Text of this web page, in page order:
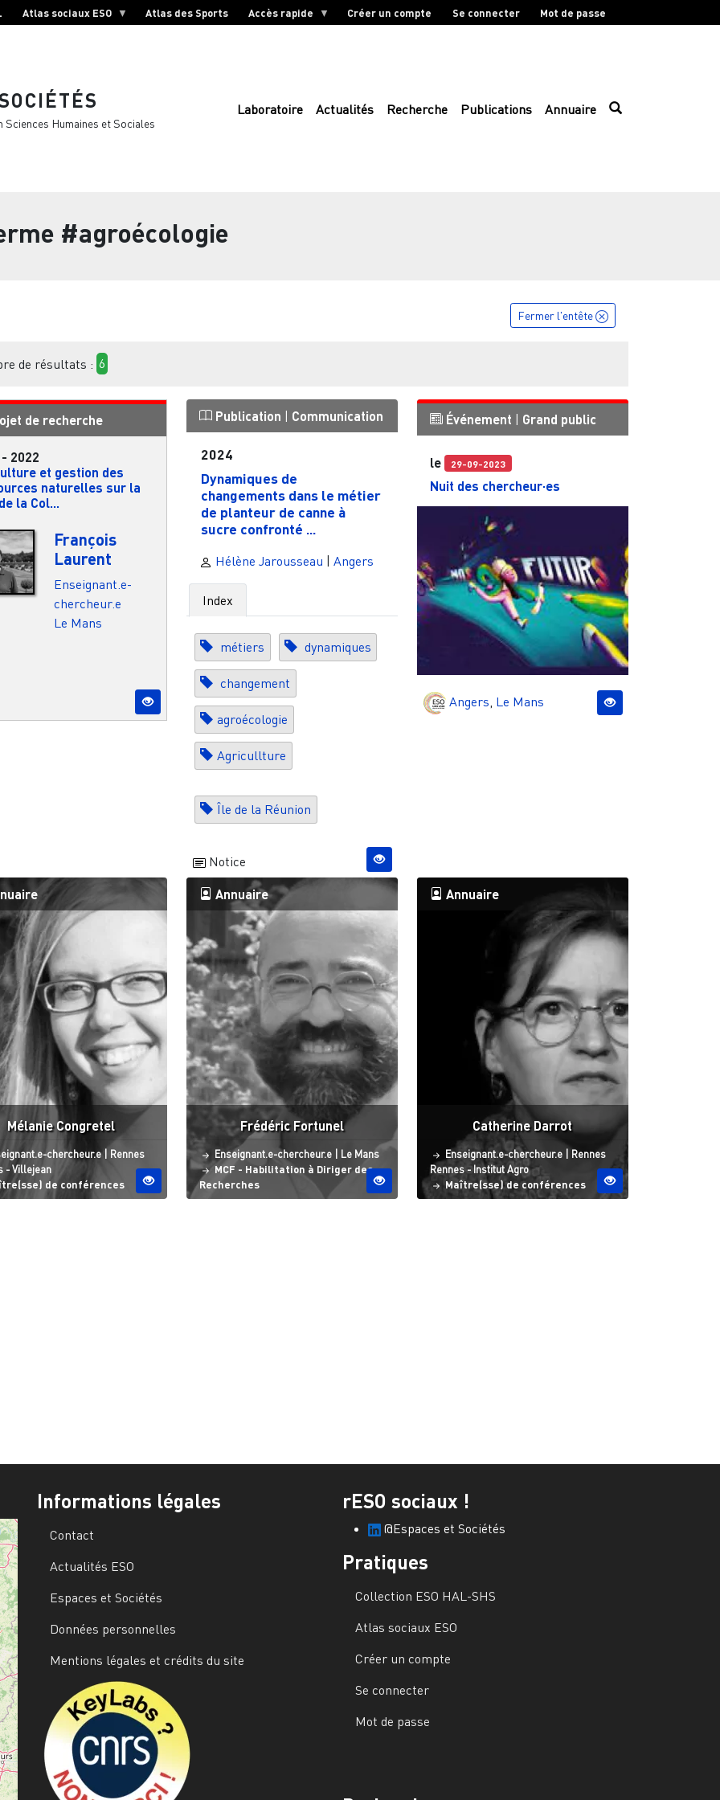
Atlas sociaux ESO Atlas des Sports Accès rapide Créer un compte Se connecter Mot de passe
Humaines et Sociales
Laboratoire Actualités Recherche Publications Annuaire
#agroécologie
Fermer l'entête
de résultats : 6
de recherche
- 2022
et gestion des
naturelles sur la
la Col...
François
Laurent
Enseignant.e-
chercheur.e
Le Mans
Publication | Communication
2024
Dynamiques de
changements dans le métier
de planteur de canne à
sucre confronté ...
Hélène Jarousseau | Angers
Index
métiers dynamiques
changement
agroécologie
Agricullture
Île de la Réunion
Notice
Événement | Grand public
le 29-09-2023
Nuit des chercheur·es
Angers Le Mans
Mélanie Congretel
chercheur.e Site ESO
Rennes
- Villejean
de conférences
Annuaire
Frédéric Fortunel
Statut
Enseignant.e-chercheur.e Site ESO
Le Mans
MCF - Habilitation à Diriger des
Recherches
Annuaire
Catherine Darrot
Statut
Enseignant.e-chercheur.e Site ESO
Rennes
Rennes - Institut Agro
Maître(sse) de conférences
Informations légales
Contact
Actualités ESO
Espaces et Sociétés
Données personnelles
Mentions légales et crédits du site
rESO sociaux !
@Espaces et Sociétés
Pratiques
Collection ESO HAL-SHS
Atlas sociaux ESO
Créer un compte
Se connecter
Mot de passe